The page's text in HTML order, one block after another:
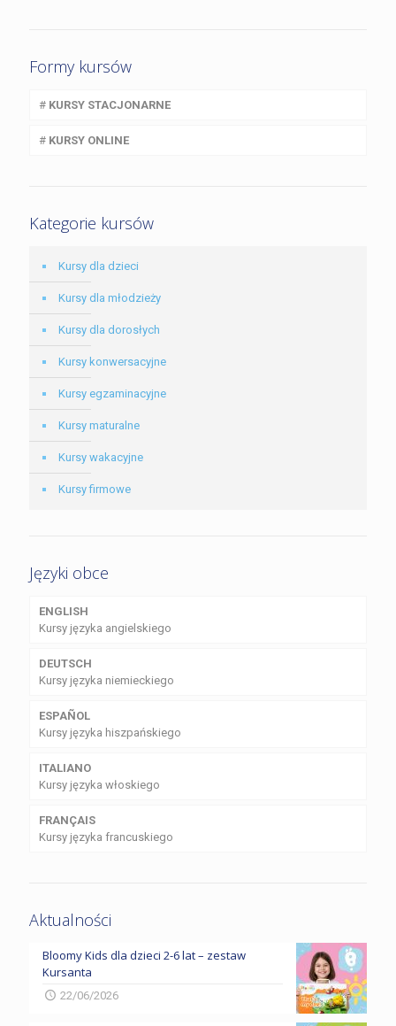
Formy kursów
# KURSY STACJONARNE
# KURSY ONLINE
Kategorie kursów
Kursy dla dzieci
Kursy dla młodzieży
Kursy dla dorosłych
Kursy konwersacyjne
Kursy egzaminacyjne
Kursy maturalne
Kursy wakacyjne
Kursy firmowe
Języki obce
ENGLISH
Kursy języka angielskiego
DEUTSCH
Kursy języka niemieckiego
ESPAÑOL
Kursy języka hiszpańskiego
ITALIANO
Kursy języka włoskiego
FRANÇAIS
Kursy języka francuskiego
Aktualności
Bloomy Kids dla dzieci 2-6 lat – zestaw
Kursanta
22/06/2026